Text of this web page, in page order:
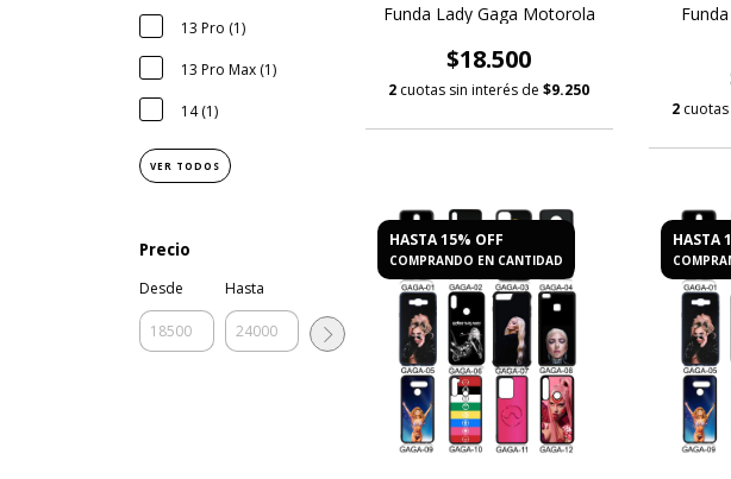
13 Pro (1)
13 Pro Max (1)
14 (1)
VER TODOS
Precio
Desde Hasta
Funda Lady Gaga Motorola
$18.500
2 cuotas sin interés de$9.250
2
HASTA 15% OFF
COMPRANDO EN CANTIDAD
HASTA